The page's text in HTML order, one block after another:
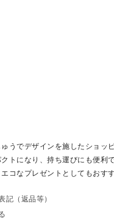
うでデザインを施したショッ
トになり、持ち運びにも便利で
コなプレゼントとしてもおすす
記（返品等）